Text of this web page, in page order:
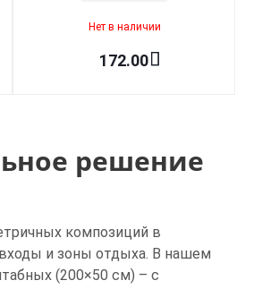
Нет в наличии
172.00
решение
композиций в
и зоны отдыха. В нашем
(200×50 см) – с